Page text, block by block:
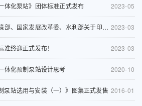
2023-05
体化泵站》团体标准正式发布
2023-03
利部关于印发《深入打好城市黑臭水体治理攻坚战实施方案》的通知
2023-03
终迎正式发布！
2020-10
体化预制泵站设计思考
2016-01
泵站选用与安装（一）》图集正式发售